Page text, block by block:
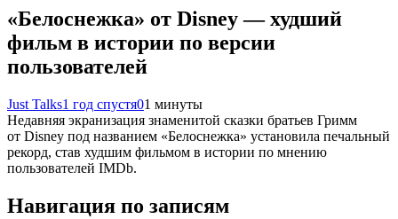
«Белоснежка» от Disney — худший
фильм в истории по версии
пользователей
Just Talks1 год спустя01 минуты
Недавняя экранизация знаменитой сказки братьев Гримм
от Disney под названием «Белоснежка» установила печальный
рекорд, став худшим фильмом в истории по мнению
пользователей IMDb.
Навигация по записям